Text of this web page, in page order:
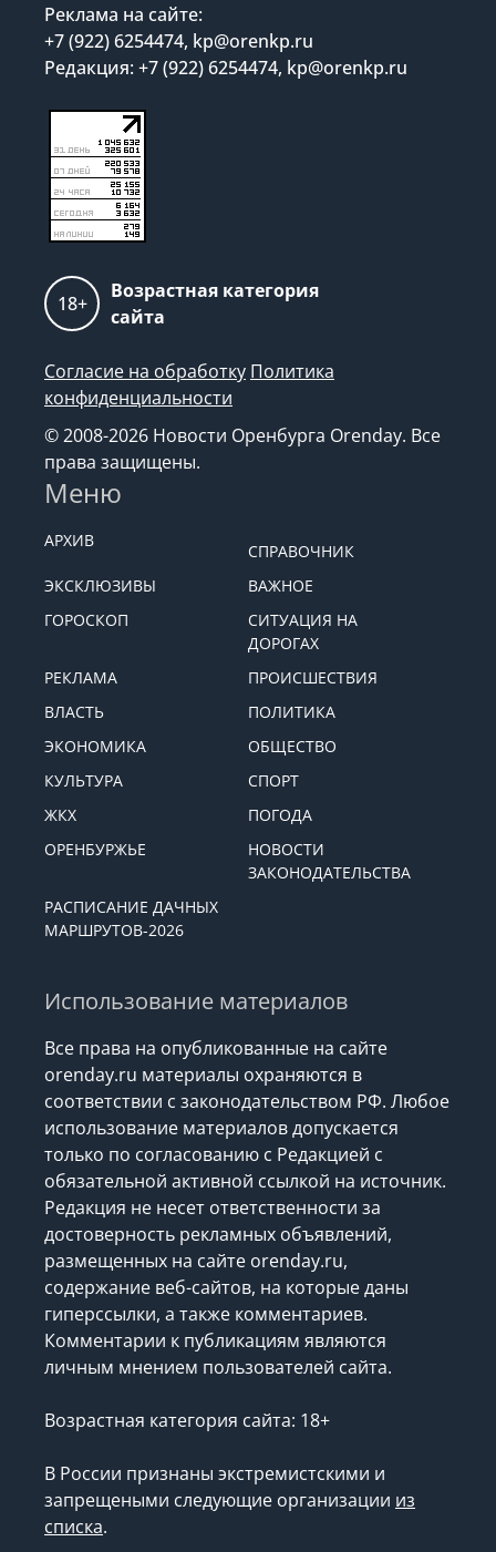
Реклама на сайте:
+7 (922) 6254474, kp@orenkp.ru
Редакция: +7 (922) 6254474, kp@orenkp.ru
18+
Возрастная категория
сайта
Согласие на обработку Политика
конфиденциальности
© 2008-2026 Новости Оренбурга Orenday. Все
права защищены.
Меню
АРХИВ
СПРАВОЧНИК
ЭКСКЛЮЗИВЫ
ВАЖНОЕ
ГОРОСКОП
СИТУАЦИЯ НА
ДОРОГАХ
РЕКЛАМА
ПРОИСШЕСТВИЯ
ВЛАСТЬ
ПОЛИТИКА
ЭКОНОМИКА
ОБЩЕСТВО
КУЛЬТУРА
СПОРТ
ЖКХ
ПОГОДА
ОРЕНБУРЖЬЕ
НОВОСТИ
ЗАКОНОДАТЕЛЬСТВА
РАСПИСАНИЕ ДАЧНЫХ
МАРШРУТОВ-2026
Использование материалов
Все права на опубликованные на сайте
orenday.ru материалы охраняются в
соответствии с законодательством РФ. Любое
использование материалов допускается
только по согласованию с Редакцией с
обязательной активной ссылкой на источник.
Редакция не несет ответственности за
достоверность рекламных объявлений,
размещенных на сайте orenday.ru,
содержание веб-сайтов, на которые даны
гиперссылки, а также комментариев.
Комментарии к публикациям являются
личным мнением пользователей сайта.
Возрастная категория сайта: 18+
В России признаны экстремистскими и
запрещеными следующие организации из
списка.